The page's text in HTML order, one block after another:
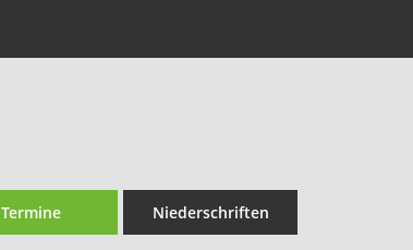
Termine Niederschriften